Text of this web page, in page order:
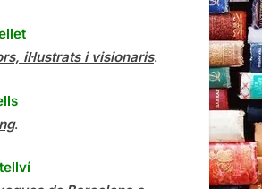
il·lustrats i visionaris.
.